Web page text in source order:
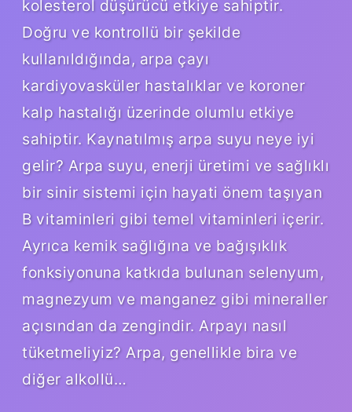
kolesterol düşürücü etkiye sahiptir.
Doğru ve kontrollü bir şekilde
kullanıldığında, arpa çayı
kardiyovasküler hastalıklar ve koroner
kalp hastalığı üzerinde olumlu etkiye
sahiptir. Kaynatılmış arpa suyu neye iyi
gelir? Arpa suyu, enerji üretimi ve sağlıklı
bir sinir sistemi için hayati önem taşıyan
B vitaminleri gibi temel vitaminleri içerir.
Ayrıca kemik sağlığına ve bağışıklık
fonksiyonuna katkıda bulunan selenyum,
magnezyum ve manganez gibi mineraller
açısından da zengindir. Arpayı nasıl
tüketmeliyiz? Arpa, genellikle bira ve
diğer alkollü…